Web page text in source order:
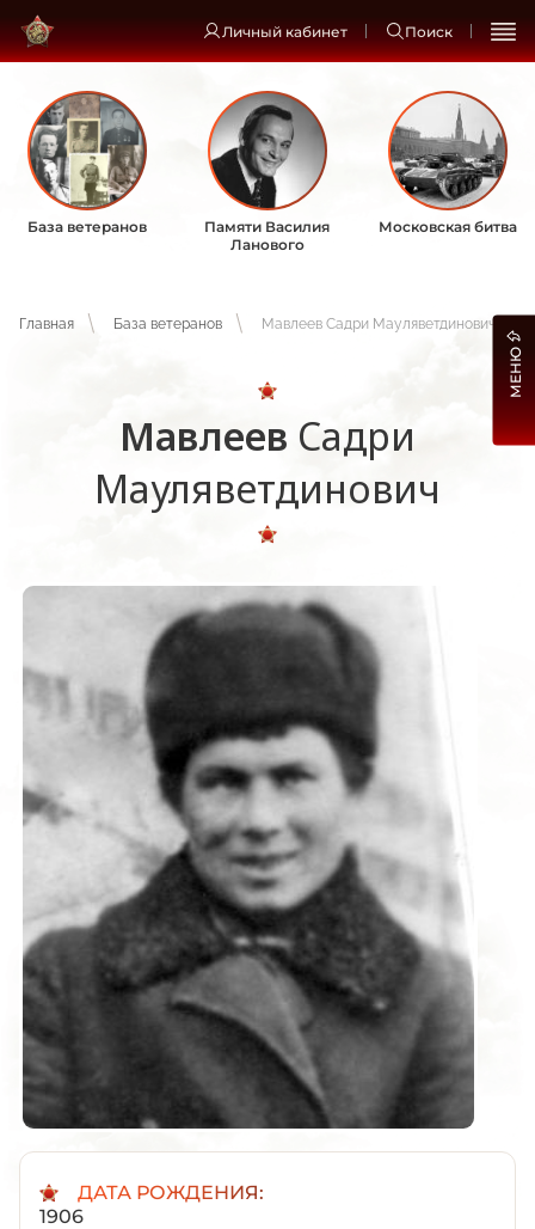
Личный кабинет Поиск
База ветеранов
Памяти Василия
Ланового
Московская битва
Главная База ветеранов Мавлеев Садри Мауляветдинович
Мавлеев Садри
Мауляветдинович
ДАТА РОЖДЕНИЯ:
1906
МЕНЮ